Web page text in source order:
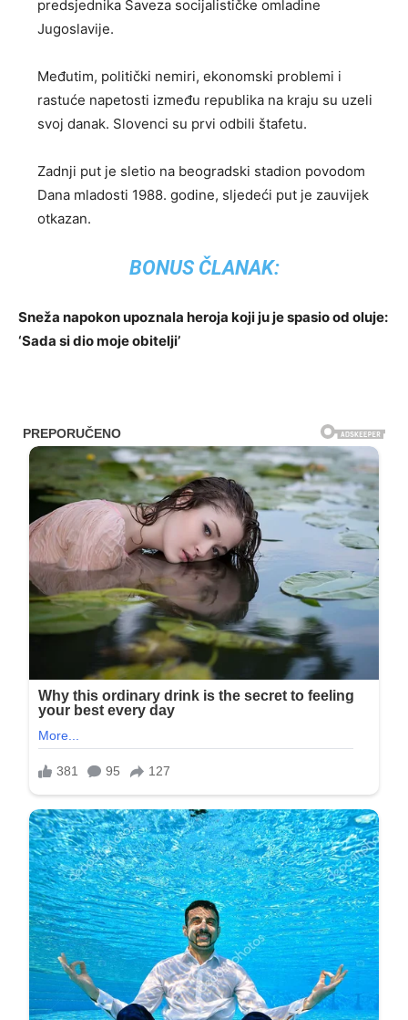
predsjednika Saveza socijalističke omladine
Jugoslavije.
Međutim, politički nemiri, ekonomski problemi i
rastuće napetosti između republika na kraju su uzeli
svoj danak. Slovenci su prvi odbili štafetu.
Zadnji put je sletio na beogradski stadion povodom
Dana mladosti 1988. godine, sljedeći put je zauvijek
otkazan.
BONUS ČLANAK:
Sneža napokon upoznala heroja koji ju je spasio od oluje:
‘Sada si dio moje obitelji’